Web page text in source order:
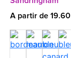
A partir de